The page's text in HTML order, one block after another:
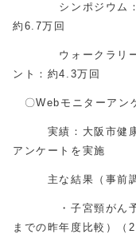
シンポジウム：約
約6.7万回
ウォークラリーイ
ント：約4.3万回
〇Webモニターアン
実績：大阪市健康
アンケートを実施
主な結果（事前調
・子宮頸がん予防
までの昨年度比較）（